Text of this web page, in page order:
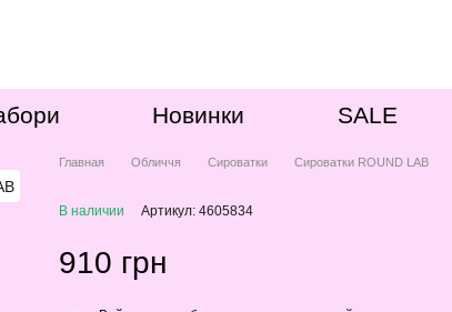
Новинки SALE
Главная Обличчя Сироватки Сироватки ROUND LAB
В наличии Артикул: 4605834
910 грн